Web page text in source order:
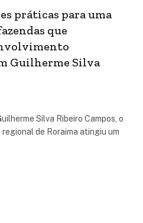
práticas para uma
que
Guilherme Silva
Silva Ribeiro Campos, o
de Roraima atingiu um